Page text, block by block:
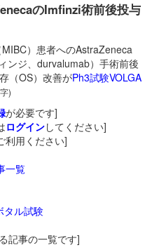
のImfinzi術前後投与
）患者へのAstraZeneca
ンジ、durvalumab）手術前後
（OS）改善がPh3試験VOLGA
)
が必要です]
ログインしてください]
利用ください]
一覧
タル試験
記事の一覧です]